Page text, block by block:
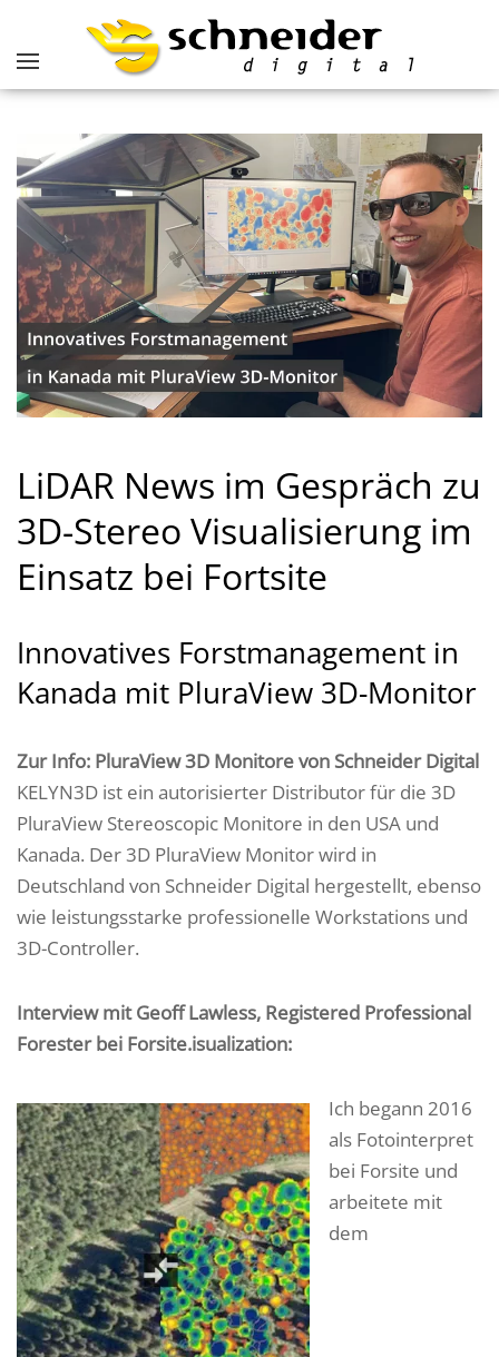
LiDAR News im Gespräch zu
3D-Stereo Visualisierung im
Einsatz bei Fortsite
Innovatives Forstmanagement in
Kanada mit PluraView 3D-Monitor
Zur Info: PluraView 3D Monitore von Schneider Digital
KELYN3D ist ein autorisierter Distributor für die 3D
PluraView Stereoscopic Monitore in den USA und
Kanada. Der 3D PluraView Monitor wird in
Deutschland von Schneider Digital hergestellt, ebenso
wie leistungsstarke professionelle Workstations und
3D-Controller.
Interview mit Geoff Lawless, Registered Professional
Forester bei Forsite.isualization:
Ich begann 2016
als Fotointerpret
bei Forsite und
arbeitete mit
dem